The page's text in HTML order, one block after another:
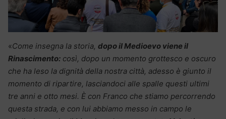
«Come insegna la storia, dopo il Medioevo viene il
Rinascimento: così, dopo un momento grottesco e oscuro
che ha leso la dignità della nostra città, adesso è giunto il
momento di ripartire, lasciandoci alle spalle questi ultimi
tre anni e otto mesi. È con Franco che stiamo percorrendo
questa strada, e con lui abbiamo messo in campo le